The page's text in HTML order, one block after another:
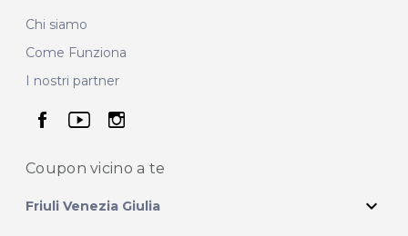
Chi siamo
Come Funziona
I nostri partner
seguici su facebook
seguici su youtube
seguici su instagram
Coupon vicino a te
Friuli Venezia Giulia expand_more